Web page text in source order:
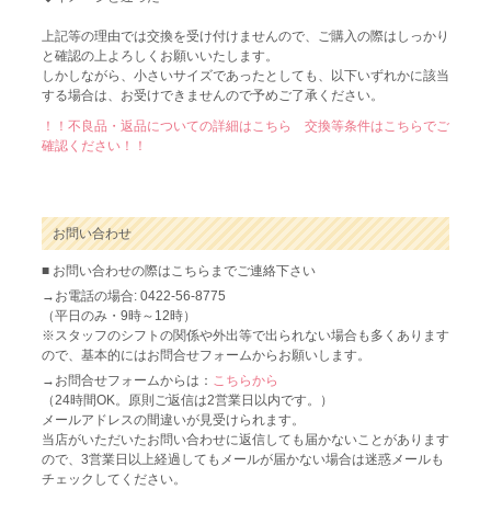
上記等の理由では交換を受け付けませんので、ご購入の際はしっかり
と確認の上よろしくお願いいたします。
しかしながら、小さいサイズであったとしても、以下いずれかに該当
する場合は、お受けできませんので予めご了承ください。
！！不良品・返品についての詳細はこちら 交換等条件はこちらでご
確認ください！！
お問い合わせ
■ お問い合わせの際はこちらまでご連絡下さい
→お電話の場合: 0422-56-8775
（平日のみ・9時～12時）
※スタッフのシフトの関係や外出等で出られない場合も多くあります
ので、基本的にはお問合せフォームからお願いします。
→お問合せフォームからは： こちらから
（24時間OK。原則ご返信は2営業日以内です。）
メールアドレスの間違いが見受けられます。
当店がいただいたお問い合わせに返信しても届かないことがあります
ので、3営業日以上経過してもメールが届かない場合は迷惑メールも
チェックしてください。